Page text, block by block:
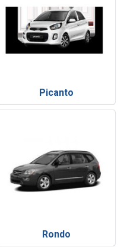
Picanto
Rondo